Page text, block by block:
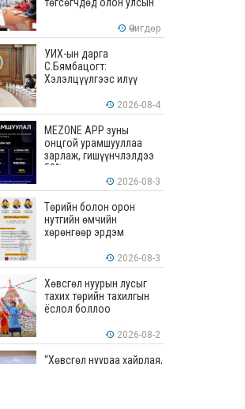
төгсөгчдөд олон улсын
зөвшөөрөгдөх ур
чадваруудыг олгоно
Өчигдөр
УИХ-ын дарга
С.Бямбацогт:
Хэлэлцүүлгээс илүү
илүү бодит үр дүн чухал
2026-08-4
MEZONE APP зуны
онцгой урамшууллаа
зарлаж, гишүүнчлэлдээ
50% хүртэлх хөнгөлөлт
үзүүлж эхэллээ 2026-08-3
Төрийн болон орон
нутгийн өмчийн
хөрөнгөөр эрдэм
ажил хийхэд тендерийн
болон гүйцэтгэлийн
баталгаа гаргахгүй
2026-08-3
Хөвсгөл нуурын лусыг
тахих төрийн тахилгын
ёслол боллоо
2026-08-2
“Хөвсгөл нуураа хайрлая,